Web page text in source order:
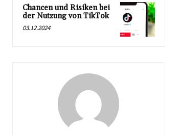
Chancen und Risiken bei
der Nutzung von TikTok
03.12.2024